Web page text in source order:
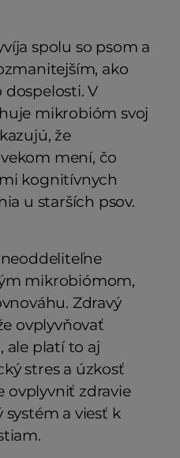
spolu so psom a
ako
dospelosti. V
mikrobióm svoj
že
mení, čo
kognitívnych
u starších psov.
mikrobiómom,
Zdravý
ovplyvňovať
ale platí to aj
stres a úzkosť
ovplyvniť zdravie
a viesť k